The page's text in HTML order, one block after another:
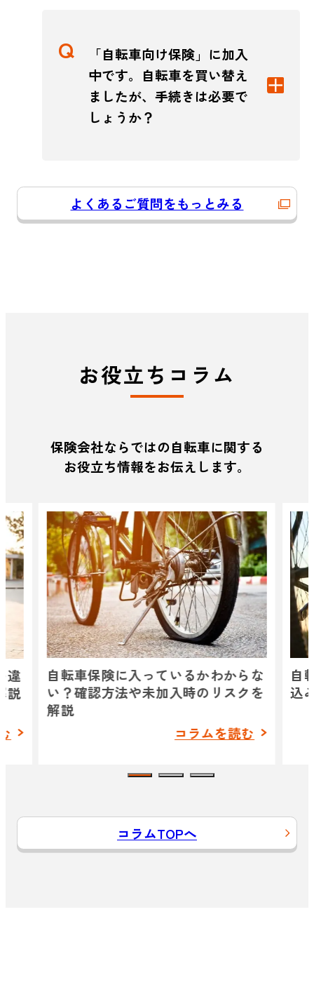
「自転車向け保険」に加入
中です。自転車を買い替え
ましたが、手続きは必要で
しょうか？
よくあるご質問をもっとみる
お役立ちコラム
保険会社ならではの自転車に関する
お役立ち情報をお伝えします。
違
説
自転車保険に入っているかわからな
い？確認方法や未加入時のリスクを
解説
コラムを読む
自
込
コラムTOPへ